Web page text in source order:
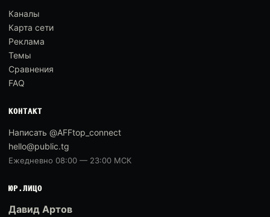
Каналы
Карта сети
Реклама
Темы
Сравнения
FAQ
КОНТАКТ
Написать @AFFtop_connect
hello@public.tg
Ежедневно 08:00 — 23:00 МСК
ЮР.ЛИЦО
Давид Артов